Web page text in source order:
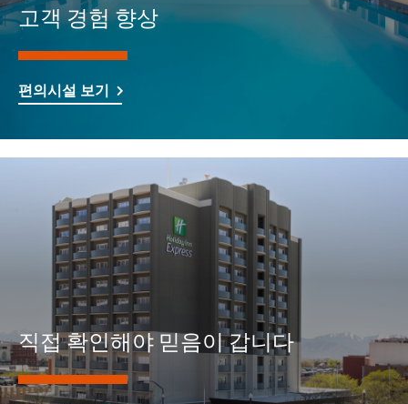
고객 경험 향상
편의시설 보기
직접 확인해야 믿음이 갑니다